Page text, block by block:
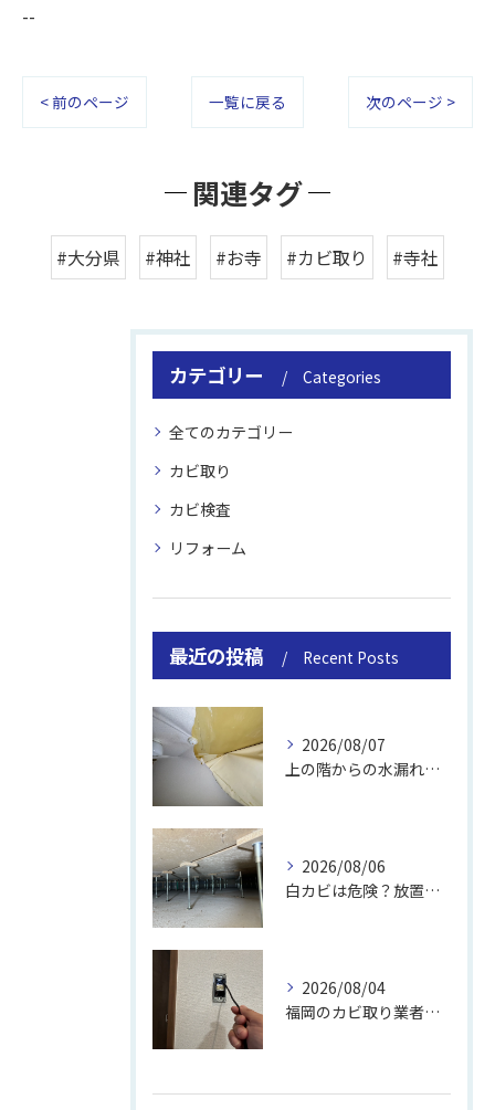
--
< 前のページ 一覧に戻る 次のページ >
関連タグ
#大分県 #神社 #お寺 #カビ取り #寺社
カテゴリー Categories
全てのカテゴリー
カビ取り
カビ検査
リフォーム
最近の投稿 Recent Posts
2026/08/07
上の階からの水漏れでカビ｜対処法と業者
2026/08/06
白カビは危険？放置のリスクと取り方
2026/08/04
福岡のカビ取り業者おすすめの選び方と費用